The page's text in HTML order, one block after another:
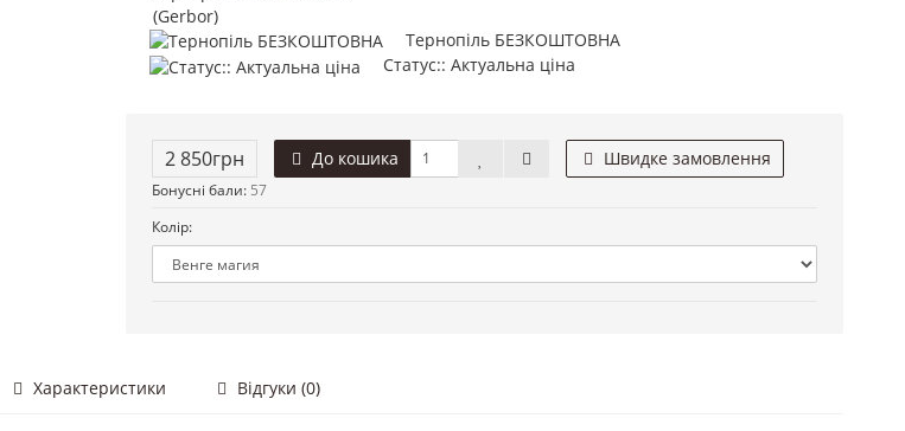
Тернопіль БЕЗКОШТОВНА
Статус:: Актуальна ціна
2 850грн До кошика Швидке замовлення
Бонусні бали: 57
Колір:
Характеристики Відгуки (0)